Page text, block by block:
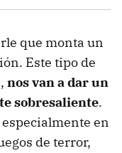
que monta un
Este tipo de
nos van a dar un
sobresaliente.
especialmente en
de terror,